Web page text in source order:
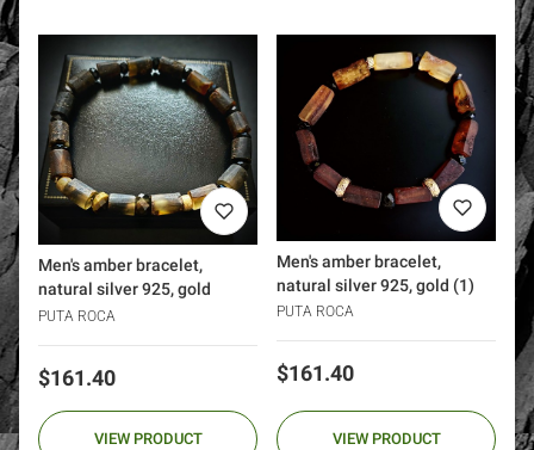
Men's amber bracelet,
natural silver 925, gold
PUTA ROCA
Price
$161.40
VIEW PRODUCT
Men's amber bracelet,
natural silver 925, gold (1)
PUTA ROCA
Price
$161.40
VIEW PRODUCT